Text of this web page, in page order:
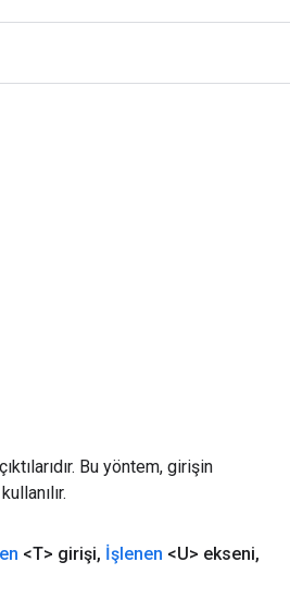
Bu yöntem, girişin
<T> girişi, İşlenen <U> ekseni,